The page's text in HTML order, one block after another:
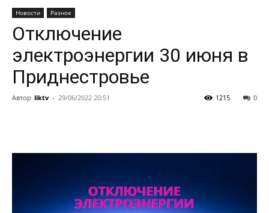
Новости Разное
Отключение
электроэнергии 30 июня в
Приднестровье
Автор liktv - 29/06/2022 20:51 0
1215